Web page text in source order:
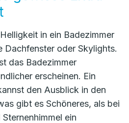
in ein Badezimmer
Dachfenster oder Skylights.
das Badezimmer
erscheinen. Ein
den Ausblick in den
gibt es Schöneres, als bei
ein